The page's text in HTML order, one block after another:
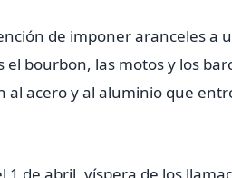
de imponer aranceles a
bourbon, las motos y los
al acero y al aluminio que